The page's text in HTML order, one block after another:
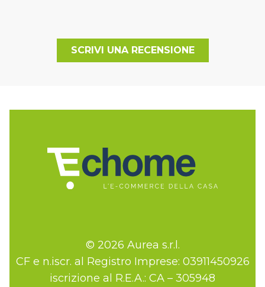
SCRIVI UNA RECENSIONE
© 2026 Aurea s.r.l.
CF e n.iscr. al Registro Imprese: 03911450926
iscrizione al R.E.A.: CA – 305948